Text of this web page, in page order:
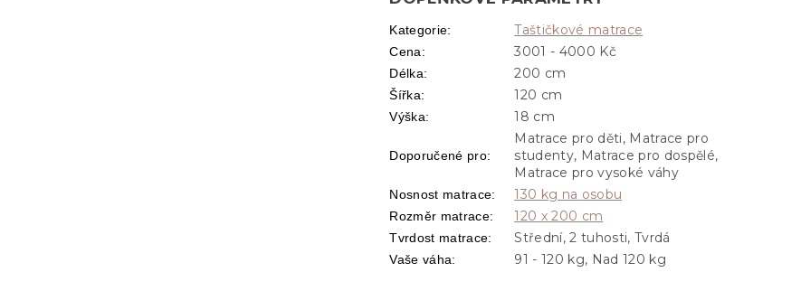
Kategorie: Taštičkové matrace
Cena: 3001 - 4000 Kč
Délka: 200 cm
Šířka: 120 cm
Výška: 18 cm
Doporučené pro:
Matrace pro děti, Matrace pro
studenty, Matrace pro dospělé,
Matrace pro vysoké váhy
Nosnost matrace: 130 kg na osobu
Rozměr matrace: 120 x 200 cm
Tvrdost matrace: Střední, 2 tuhosti, Tvrdá
Vaše váha: 91 - 120 kg, Nad 120 kg